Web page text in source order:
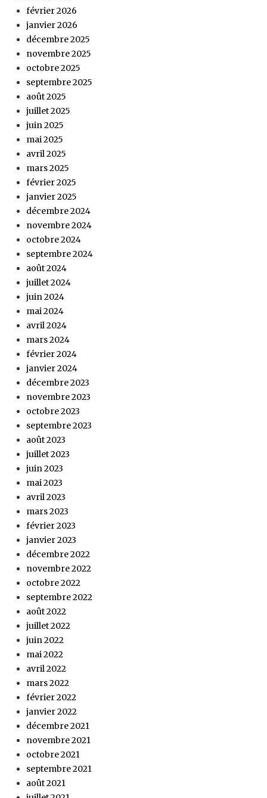
février 2026
janvier 2026
décembre 2025
novembre 2025
octobre 2025
septembre 2025
août 2025
juillet 2025
juin 2025
mai 2025
avril 2025
mars 2025
février 2025
janvier 2025
décembre 2024
novembre 2024
octobre 2024
septembre 2024
août 2024
juillet 2024
juin 2024
mai 2024
avril 2024
mars 2024
février 2024
janvier 2024
décembre 2023
novembre 2023
octobre 2023
septembre 2023
août 2023
juillet 2023
juin 2023
mai 2023
avril 2023
mars 2023
février 2023
janvier 2023
décembre 2022
novembre 2022
octobre 2022
septembre 2022
août 2022
juillet 2022
juin 2022
mai 2022
avril 2022
mars 2022
février 2022
janvier 2022
décembre 2021
novembre 2021
octobre 2021
septembre 2021
août 2021